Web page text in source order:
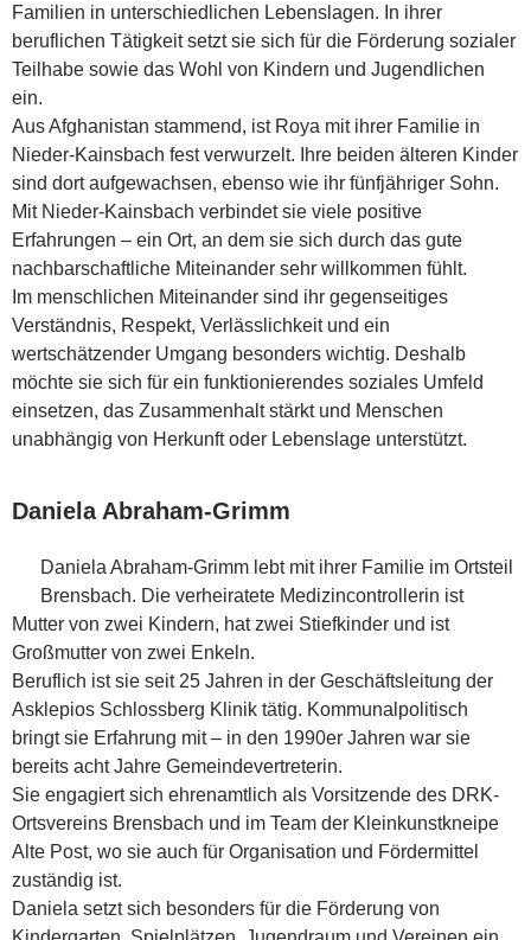
Familien in unterschiedlichen Lebenslagen. In ihrer
beruflichen Tätigkeit setzt sie sich für die Förderung sozialer
Teilhabe sowie das Wohl von Kindern und Jugendlichen
ein.
Aus Afghanistan stammend, ist Roya mit ihrer Familie in
Nieder-Kainsbach fest verwurzelt. Ihre beiden älteren Kinder
sind dort aufgewachsen, ebenso wie ihr fünfjähriger Sohn.
Mit Nieder-Kainsbach verbindet sie viele positive
Erfahrungen – ein Ort, an dem sie sich durch das gute
nachbarschaftliche Miteinander sehr willkommen fühlt.
Im menschlichen Miteinander sind ihr gegenseitiges
Verständnis, Respekt, Verlässlichkeit und ein
wertschätzender Umgang besonders wichtig. Deshalb
möchte sie sich für ein funktionierendes soziales Umfeld
einsetzen, das Zusammenhalt stärkt und Menschen
unabhängig von Herkunft oder Lebenslage unterstützt.
Daniela Abraham-Grimm
Daniela Abraham-Grimm lebt mit ihrer Familie im Ortsteil
Brensbach. Die verheiratete Medizincontrollerin ist
Mutter von zwei Kindern, hat zwei Stiefkinder und ist
Großmutter von zwei Enkeln.
Beruflich ist sie seit 25 Jahren in der Geschäftsleitung der
Asklepios Schlossberg Klinik tätig. Kommunalpolitisch
bringt sie Erfahrung mit – in den 1990er Jahren war sie
bereits acht Jahre Gemeindevertreterin.
Sie engagiert sich ehrenamtlich als Vorsitzende des DRK-
Ortsvereins Brensbach und im Team der Kleinkunstkneipe
Alte Post, wo sie auch für Organisation und Fördermittel
zuständig ist.
Daniela setzt sich besonders für die Förderung von